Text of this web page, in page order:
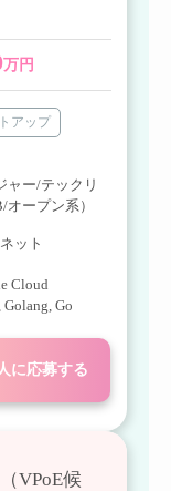
万円
アップ
ャー/テックリ
ープン系）
ット
Cloud
Golang, Go
に応募する
VPoE候